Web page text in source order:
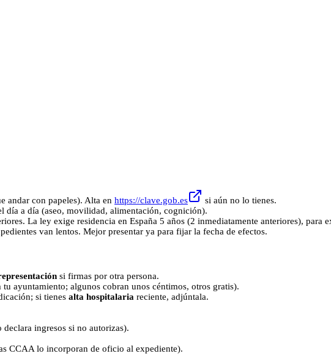
andar con papeles). Alta en https://clave.gob.es
si aún no lo tienes.
día a día (aseo, movilidad, alimentación, cognición).
La ley exige residencia en España 5 años (2 inmediatamente anteriores), para
van lentos. Mejor presentar ya para fijar la fecha de efectos.
si firmas por otra persona.
ayuntamiento; algunos cobran unos céntimos, otros gratis).
si tienes alta hospitalaria reciente, adjúntala.
declara ingresos si no autorizas).
CCAA lo incorporan de oficio al expediente).